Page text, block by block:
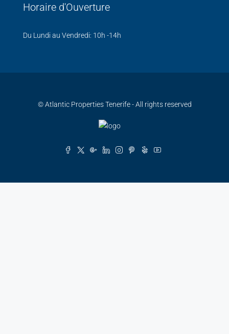
Horaire d'Ouverture
Du Lundi au Vendredi: 10h -14h
© Atlantic Properties Tenerife - All rights reserved